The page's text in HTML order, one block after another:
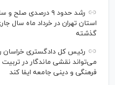
رشد حدود ۹ درصدی
استان تهران در خرداد ماه
گذشته
رئیس کل دادگستری خراسان
می‌تواند نقشی ماندگار در
فرهنگی و دینی جامعه ایفا کند